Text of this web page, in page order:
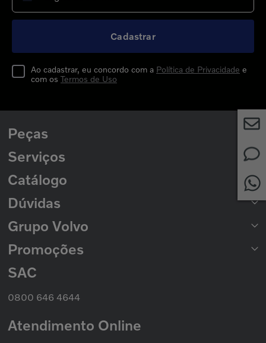
Cadastrar
Ao cadastrar, eu concordo com a Política de Privacidade e
com os Termos de Uso
Peças
Peças para Caminhões
Peças para Ônibus
Serviços
Rede de Concessionárias
2ª Via de Boleto
Catálogo
Catálogo de Peças
Catálogo Nacional de Motores
Dúvidas
Formas de Pagamento
Prazo de Entrega
Trocas e Devoluções
Política de Privacidade
Cookies
Política de Garantias
Grupo Volvo
Seminovos Volvo
Volvo Caminhões
Volvo Ônibus
Grupo Volvo
Promoções
Promoção Nacional
SAC
0800 646 4644
Atendimento Online